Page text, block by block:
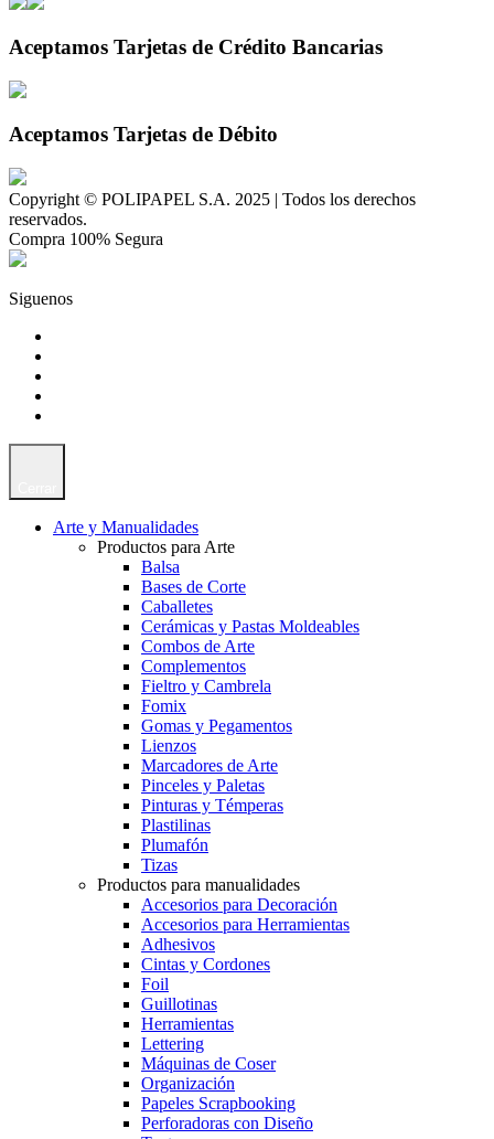
Aceptamos Tarjetas de Crédito Bancarias
Aceptamos Tarjetas de Débito
Copyright © POLIPAPEL S.A. 2025 | Todos los derechos
reservados.
Compra 100% Segura
Siguenos
Arte y Manualidades
Productos para Arte
Balsa
Bases de Corte
Caballetes
Cerámicas y Pastas Moldeables
Combos de Arte
Complementos
Fieltro y Cambrela
Fomix
Gomas y Pegamentos
Lienzos
Marcadores de Arte
Pinceles y Paletas
Pinturas y Témperas
Plastilinas
Plumafón
Tizas
Productos para manualidades
Accesorios para Decoración
Accesorios para Herramientas
Adhesivos
Cintas y Cordones
Foil
Guillotinas
Herramientas
Lettering
Máquinas de Coser
Organización
Papeles Scrapbooking
Perforadoras con Diseño